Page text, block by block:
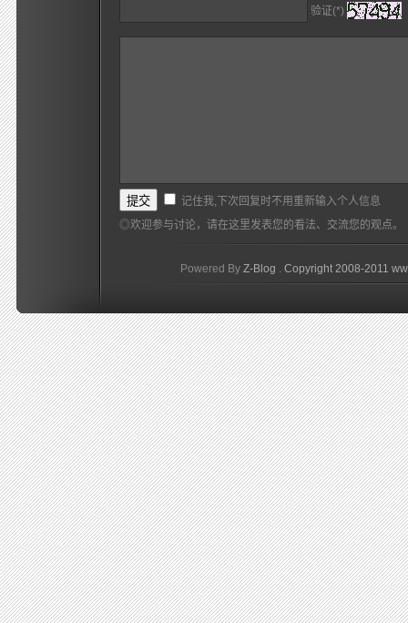
验证(*)
记住我,下次回复时不用重新输入个人信息
◎欢迎参与讨论，请在这里发表您的看法、交流您的观点。
Powered By Z-Blog . Copyright 2008-2011